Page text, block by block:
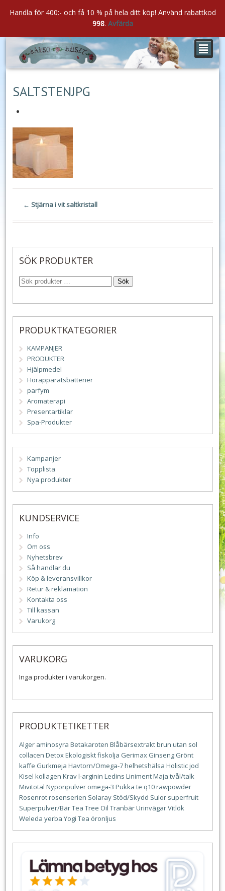
²
SALTSTENJPG
← Stjärna i vit saltkristall
SÖK PRODUKTER
Sök
PRODUKTKATEGORIER
KAMPANJER
PRODUKTER
Hjälpmedel
Hörapparatsbatterier
parfym
Aromaterapi
Presentartiklar
Spa-Produkter
Kampanjer
Topplista
Nya produkter
KUNDSERVICE
Info
Om oss
Nyhetsbrev
Så handlar du
Köp & leveransvillkor
Retur & reklamation
Kontakta oss
Till kassan
Varukorg
VARUKORG
Inga produkter i varukorgen.
PRODUKTETIKETTER
Alger aminosyra Betakaroten Blåbärsextraktbrun utan sol
collacen DetoxEkologisktfiskolja Gerimax Ginseng Grönt
kaffe Gurkmeja Havtorn/Omega-7helhetshälsa Holisticjod
Kisel kollagen Kravl-arginin Ledins LinimentMaja tvål/talk
Mivitotal Nyponpulver omega-3 Pukka te q10rawpowder
Rosenrotrosenserien Solaray Stöd/Skydd Sulor superfruit
Superpulver/BärTea Tree Oil TranbärUrinvägarVitlök
Weleda yerba Yogi Tea öronljus
Handla för 400:- och få 10 % på hela ditt köp! Använd rabattkod
998. Avfärda